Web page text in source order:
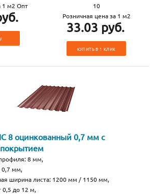
1 м2 Опт
10
Розничная цена за 1 м2
33.03 руб.
КУПИТЬ В 1 КЛИК
8 оцинкованный 0,7 мм с
8 мм,
0,7 мм,
ширина листа: 1200 мм / 1150 мм,
0,5 до 12 м,